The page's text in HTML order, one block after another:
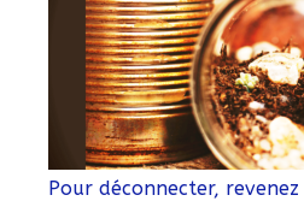
Pour déconnecter,